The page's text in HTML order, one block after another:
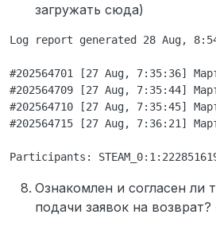
загружать сюда)
Log report generated 28 Aug,
#202564701 [27 Aug, 7:35:36]
#202564709 [27 Aug, 7:35:44]
#202564710 [27 Aug, 7:35:45]
#202564715 [27 Aug, 7:36:21]
Ознакомлен и согласен ли
подачи заявок на